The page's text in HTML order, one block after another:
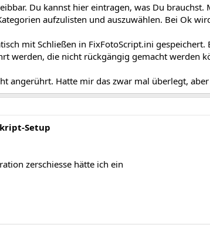
Du kannst hier eintragen, was Du
aufzulisten und auszuwählen. Bei Ok
mit Schließen in FixFotoScript.ini
werden, die nicht rückgängig gemacht werden
angerührt. Hatte mir das zwar mal überlegt,
Setup
zerschiesse hätte ich ein